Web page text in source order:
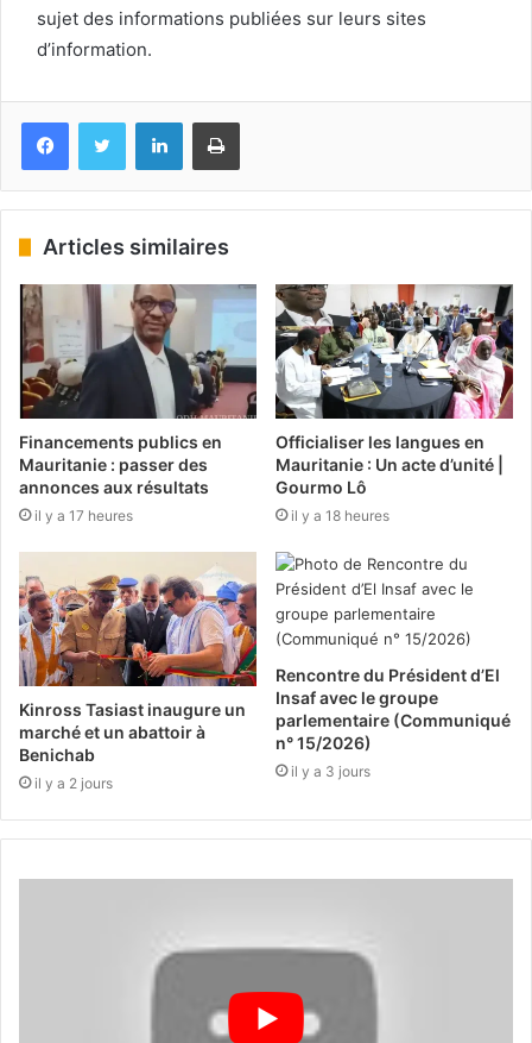
sujet des informations publiées sur leurs sites
d’information.
FacebookTwitter LinkedinImprimer
Articles similaires
Financements publics en
Mauritanie : passer des
annonces aux résultats
il y a 17 heures
Officialiser les langues en
Mauritanie : Un acte d’unité |
Gourmo Lô
il y a 18 heures
Kinross Tasiast inaugure un
marché et un abattoir à
Benichab
il y a 2 jours
Rencontre du Président d’El
Insaf avec le groupe
parlementaire (Communiqué
n° 15/2026)
il y a 3 jours